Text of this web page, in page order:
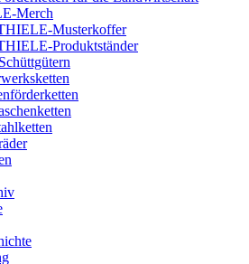
Merch
Musterkoffer
Produktständer